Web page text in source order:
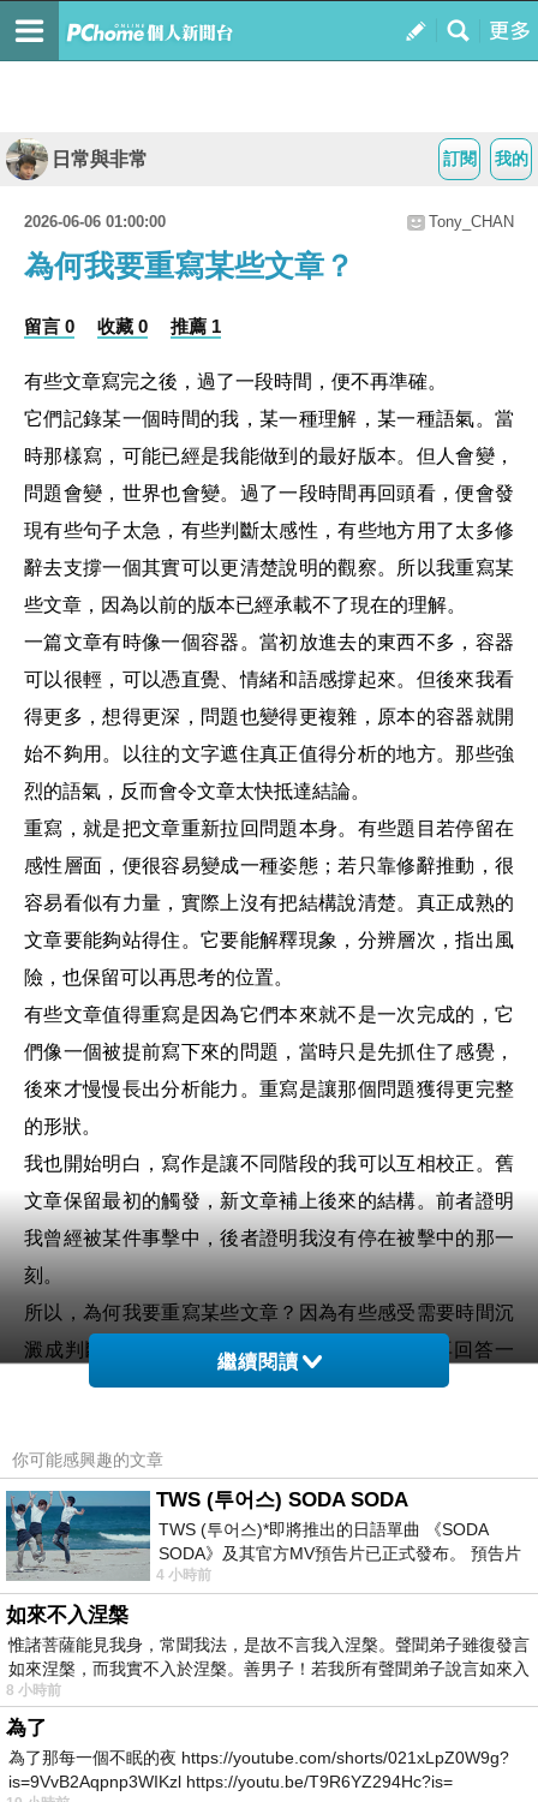
我的
訂閱
日常與非常
2026-06-06 01:00:00 Tony_CHAN
為何我要重寫某些文章？
留言 0 收藏 0 推薦 1
有些文章寫完之後，過了一段時間，便不再準確。
它們記錄某一個時間的我，某一種理解，某一種語氣。當
時那樣寫，可能已經是我能做到的最好版本。但人會變，
問題會變，世界也會變。過了一段時間再回頭看，便會發
現有些句子太急，有些判斷太感性，有些地方用了太多修
辭去支撐一個其實可以更清楚說明的觀察。 所以我重寫某
些文章，因為以前的版本已經承載不了現在的理解。
一篇文章有時像一個容器。當初放進去的東西不多，容器
可以很輕，可以憑直覺、情緒和語感撐起來。但後來我看
得更多，想得更深，問題也變得更複雜，原本的容器就開
始不夠用。以往的文字遮住真正值得分析的地方。那些強
烈的語氣，反而會令文章太快抵達結論。
重寫，就是把文章重新拉回問題本身。 有些題目若停留在
感性層面，便很容易變成一種姿態；若只靠修辭推動，很
容易看似有力量，實際上沒有把結構說清楚。真正成熟的
文章要能夠站得住。它要能解釋現象，分辨層次，指出風
險，也保留可以再思考的位置。
有些文章值得重寫是因為它們本來就不是一次完成的，它
們像一個被提前寫下來的問題，當時只是先抓住了感覺，
後來才慢慢長出分析能力。重寫是讓那個問題獲得更完整
的形狀。
我也開始明白，寫作是讓不同階段的我可以互相校正。舊
文章保留最初的觸發，新文章補上後來的結構。前者證明
我曾經被某件事擊中，後者證明我沒有停在被擊中的那一
刻。
所以，為何我要重寫某些文章？ 因為有些感受需要時間沉
澱成判斷以及
有些題目，值得我用現在的能力再回答一
重寫是承認自己已經走到另一個位置。當我願意回頭
界，又如何一步一步學會用更清楚、更穩定的方式說出
來。
上一篇：大過濾器理論（三）︰人生真正的大過濾器是你能否承受下一個自己
繼續閱讀
你可能感興趣的文章
TWS (투어스) SODA SODA
TWS (투어스)*即將推出的日語單曲 《SODA
SODA》及其官方MV預告片已正式發布。 預告片
一經發布， 就引發了粉絲們對這次夏季回
4 小時前
如來不入涅槃
惟諸菩薩能見我身，常聞我法，是故不言我入涅槃。聲聞弟子雖復發言
如來涅槃，而我實不入於涅槃。善男子！若我所有聲聞弟子說言如來入
8 小時前
為了
為了那每一個不眠的夜 https://youtube.com/shorts/021xLpZ0W9g?
is=9VvB2Aqpnp3WIKzl https://youtu.be/T9R6YZ294Hc?is=